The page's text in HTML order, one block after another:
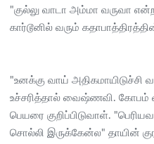
"குல்லு வாடா அம்மா வருவா
கார்டூனில் வரும்
"உனக்கு வாய் அதிகமாயிடுச்சி
உச்சரித்தால் வைஷ்ணவி. கோபம்
பெயரை குறிப்பிடுவாள்.
சொல்லி இருக்கேன்ல" தாயின்